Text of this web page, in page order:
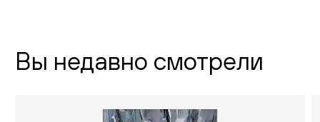
Вы недавно смотрели